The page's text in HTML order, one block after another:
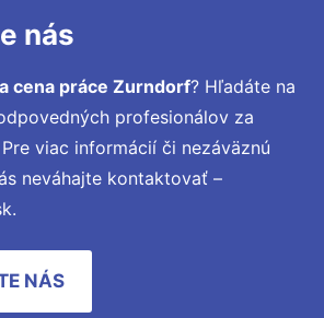
nás
cena práce Zurndorf? Hľadáte na
profesionálov za
viac informácií či nezáväznú
neváhajte kontaktovať –
NÁS